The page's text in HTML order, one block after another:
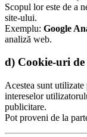
Scopul lor este de a
site-ului.
Exemplu: Google
analiză web.
d) Cookie-uri
Acestea sunt
intereselor
publicitare.
Pot proveni de la